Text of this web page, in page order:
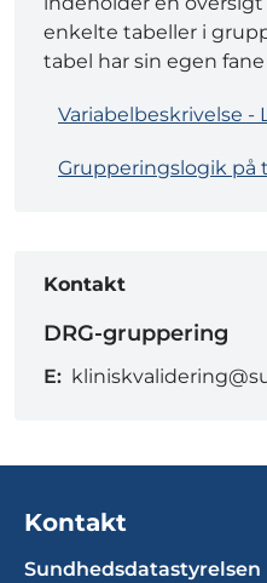
enkelte tabeller i
tabel har sin egen
Variabelbeskrivelse -
Grupperingslogik på
Kontakt
DRG-gruppering
E:
Kontakt
Sundhedsdatastyrelsen